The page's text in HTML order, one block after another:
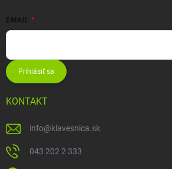
EMAIL
Prihlásiť sa
KONTAKT
info@klavesnica.sk
043 202 2 333